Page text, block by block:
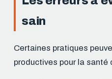
sain
Certaines pratiques
productives pour la santé